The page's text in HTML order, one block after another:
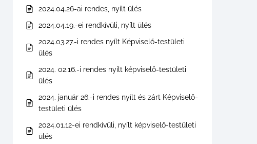
2024.04.26-ai rendes, nyílt ülés
2024.04.19.-ei rendkívüli, nyílt ülés
2024.03.27.-i rendes nyílt Képviselő-testületi
ülés
2024. 02.16.-i rendes nyílt képviselő-testületi
ülés
2024. január 26.-i rendes nyílt és zárt Képviselő-
testületi ülés
2024.01.12-ei rendkívüli, nyílt képviselő-testületi
ülés